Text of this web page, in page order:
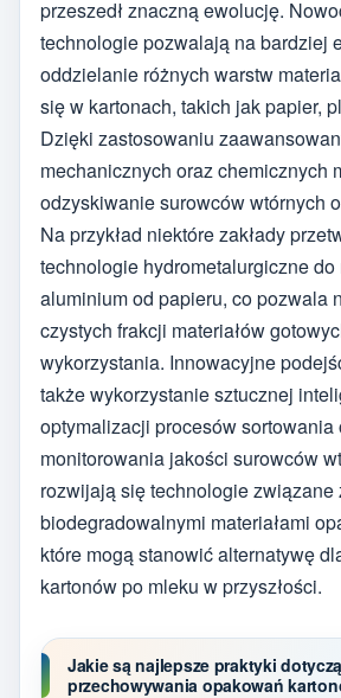
przeszedł znaczną ewolucję.
technologie pozwalają na bardziej
oddzielanie różnych warstw
się w kartonach, takich jak papier,
Dzięki zastosowaniu
mechanicznych oraz chemicznych
odzyskiwanie surowców wtórnych
Na przykład niektóre zakłady
technologie hydrometalurgiczne
aluminium od papieru, co pozwala
czystych frakcji materiałów
wykorzystania. Innowacyjne
także wykorzystanie sztucznej
optymalizacji procesów sortowania
monitorowania jakości surowców
rozwijają się technologie związane
biodegradowalnymi materiałami
które mogą stanowić alternatywę
kartonów po mleku w przyszłości.
Jakie są najlepsze praktyki
przechowywania opakowań